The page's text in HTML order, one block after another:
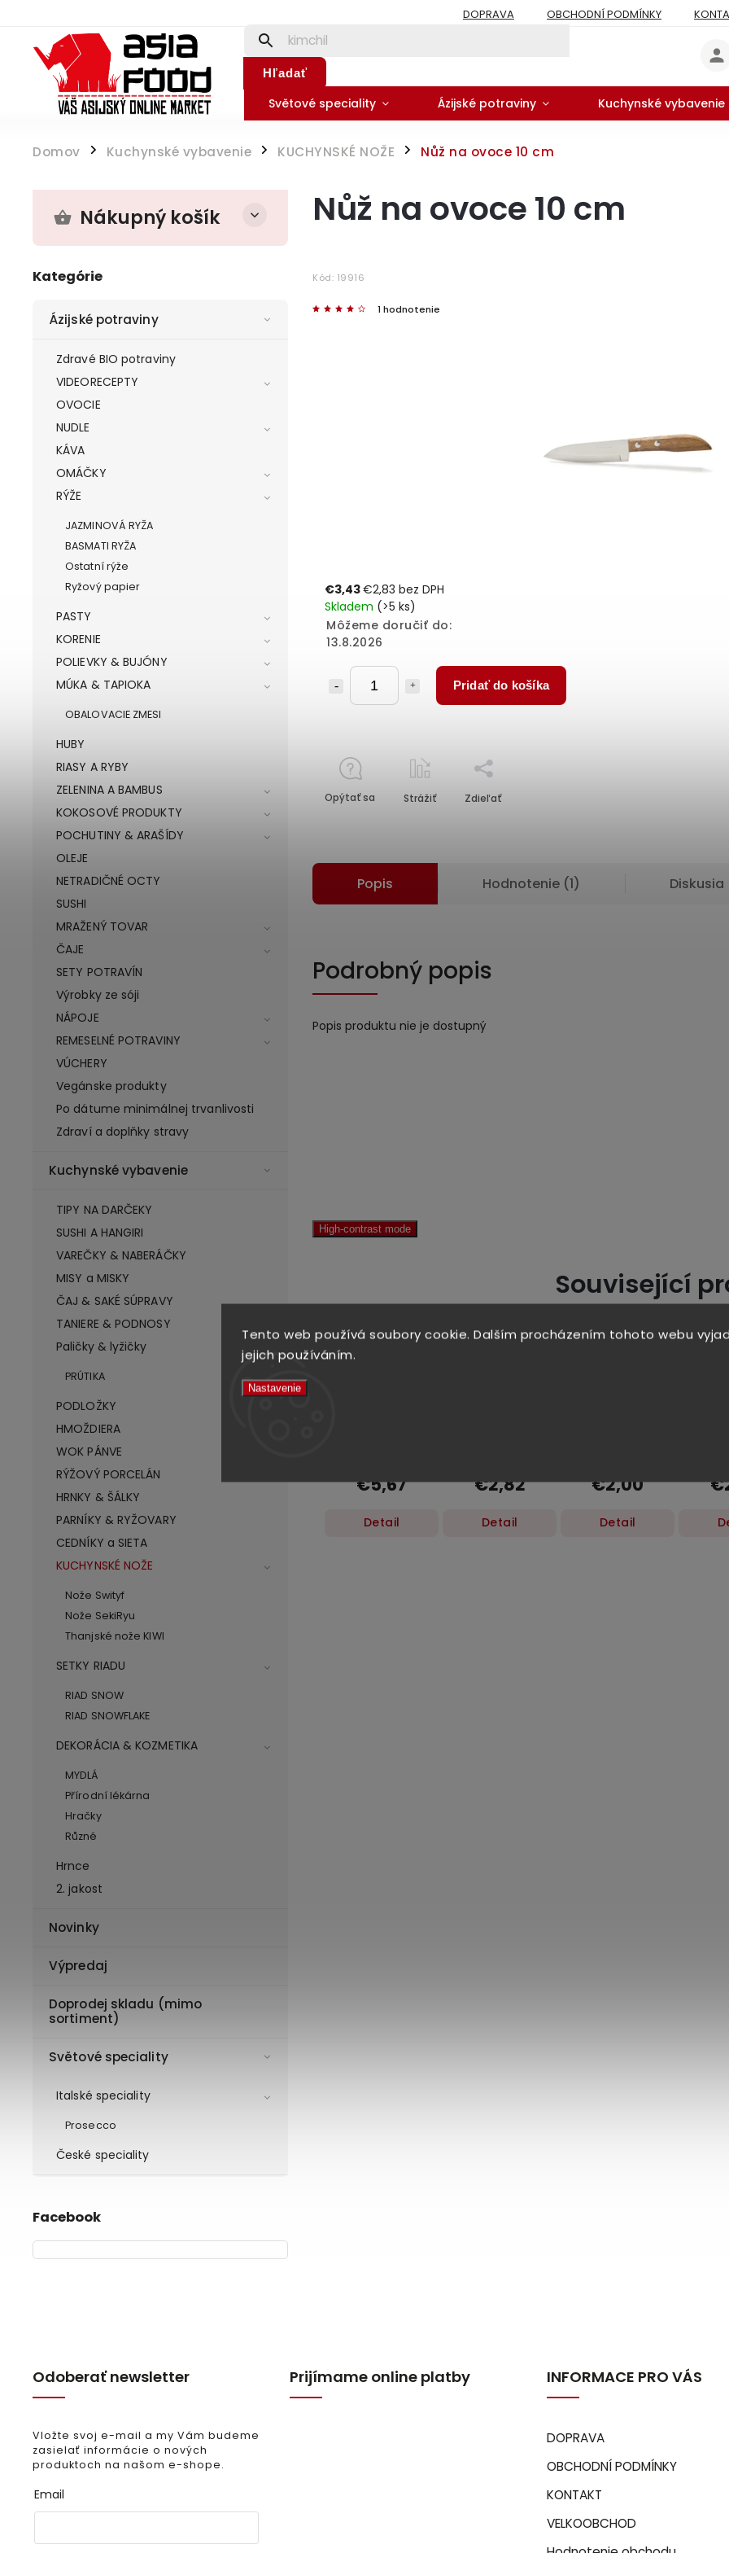
Tento web používá soubory cookie. Dalším procházením tohoto webu
jejich používáním.
Nastavenie
DOPRAVA OBCHODNÍ PODMÍNKY
Hľadať
Světové speciality Ázijské potraviny Kuchynské vybavenie
Domov / Kuchynské vybavenie / KUCHYNSKÉ NOŽE / Nůž na ovoce 10 cm
Nákupný košík
Kategórie
Ázijské potraviny
Zdravé BIO potraviny
VIDEORECEPTY
OVOCIE
NUDLE
KÁVA
OMÁČKY
RÝŽE
JAZMINOVÁ RYŽA
BASMATI RYŽA
Ostatní rýže
Ryžový papier
PASTY
KORENIE
POLIEVKY & BUJÓNY
MÚKA & TAPIOKA
OBALOVACIE ZMESI
HUBY
RIASY A RYBY
ZELENINA A BAMBUS
KOKOSOVÉ PRODUKTY
POCHUTINY & ARAŠÍDY
OLEJE
NETRADIČNÉ OCTY
SUSHI
MRAŽENÝ TOVAR
ČAJE
SETY POTRAVÍN
Výrobky ze sóji
NÁPOJE
REMESELNÉ POTRAVINY
VÚCHERY
Vegánske produkty
Po dátume minimálnej trvanlivosti
Zdraví a doplňky stravy
Kuchynské vybavenie
TIPY NA DARČEKY
SUSHI A HANGIRI
VAREČKY & NABERÁČKY
MISY a MISKY
ČAJ & SAKÉ SÚPRAVY
TANIERE & PODNOSY
Paličky & lyžičky
PRÚTIKA
PODLOŽKY
HMOŽDIERA
WOK PÁNVE
RÝŽOVÝ PORCELÁN
HRNKY & ŠÁLKY
PARNÍKY & RYŽOVARY
CEDNÍKY a SIETA
KUCHYNSKÉ NOŽE
Nože Swityf
Nože SekiRyu
Thanjské nože KIWI
SETKY RIADU
RIAD SNOW
RIAD SNOWFLAKE
DEKORÁCIA & KOZMETIKA
MYDLÁ
Přírodní lékárna
Hračky
Různé
Hrnce
2. jakost
Novinky
Výpredaj
Doprodej skladu (mimo
sortiment)
Světové speciality
Italské speciality
Prosecco
České speciality
Facebook
Nůž na ovoce 10 cm
Kód: 19916
1 hodnotenie
€3,43€2,83 bez DPH
Skladem (>5 ks)
Môžeme doručiť do:
13.8.2026
Pridať do košíka
Opýtať sa Strážiť Zdieľať
Popis Hodnotenie (1) Diskusia
Podrobný popis
Popis produktu nie je dostupný
High-contrast mode
Související
€5,67
Detail
Superior 600
ml
€2,82
Detail
€2,00
Detail
Odoberať newsletter
Vložte svoj e-mail a my Vám budeme
zasielať informácie o nových
produktoch na našom e-shope.
Email
Prijímame online platby INFORMACE PRO VÁS
DOPRAVA
OBCHODNÍ PODMÍNKY
KONTAKT
VELKOOBCHOD